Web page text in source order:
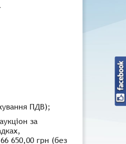
ПДВ);
за
650,00 грн (без